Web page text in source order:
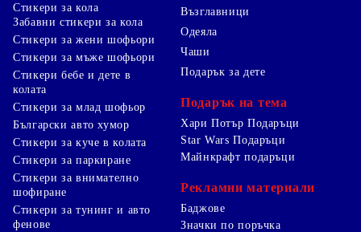
Стикери за кола
Забавни стикери за кола
Стикери за жени шофьори
Стикери за мъже шофьори
Стикери бебе и дете в
колата
Стикери за млад шофьор
Български авто хумор
Стикери за куче в колата
Стикери за паркиране
Стикери за внимателно
шофиране
Стикери за тунинг и авто
фенове
Възглавници
Одеяла
Чаши
Подарък за дете
Подарък на тема
Хари Потър Подаръци
Star Wars Подаръци
Майнкрафт подаръци
Рекламни материали
Баджове
Значки по поръчка